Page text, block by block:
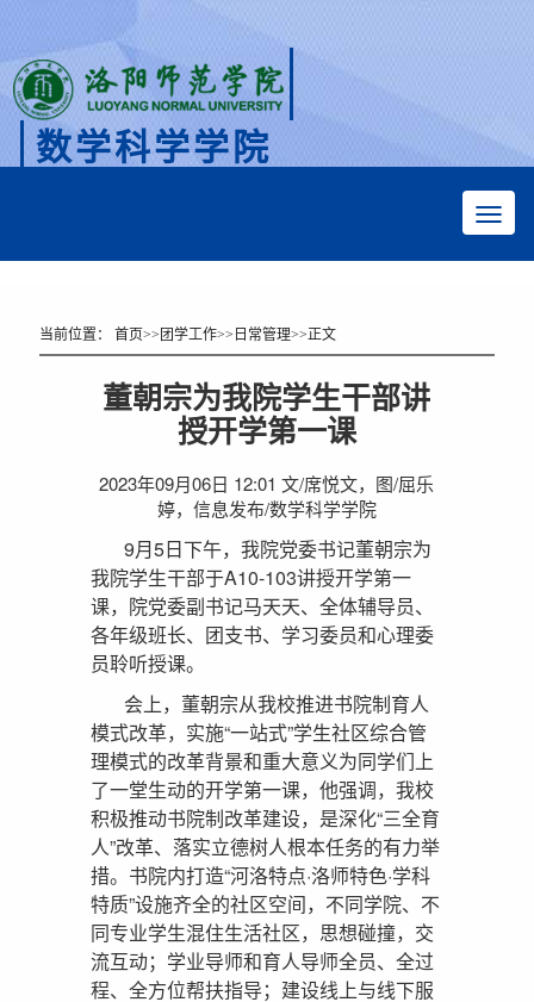
数学科学学院
当前位置：首页>> 团学工作>> 日常管理>>正文
董朝宗为我院学生干部讲
授开学第一课
2023年09月06日 12:01 文/席悦文，图/屈乐
婷，信息发布/数学科学学院
9月5日下午，我院党委书记董朝宗为
我院学生干部于A10-103讲授开学第一
课，院党委副书记马天天、全体辅导员、
各年级班长、团支书、学习委员和心理委
员聆听授课。
会上，董朝宗从我校推进书院制育人
模式改革，实施“一站式”学生社区综合管
理模式的改革背景和重大意义为同学们上
了一堂生动的开学第一课，他强调，我校
积极推动书院制改革建设，是深化“三全育
人”改革、落实立德树人根本任务的有力举
措。书院内打造“河洛特点·洛师特色·学科
特质”设施齐全的社区空间，不同学院、不
同专业学生混住生活社区，思想碰撞，交
流互动；学业导师和育人导师全员、全过
程、全方位帮扶指导；建设线上与线下服